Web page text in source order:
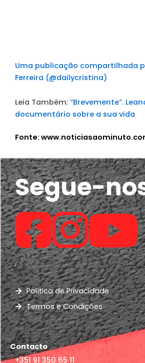
Uma publicação compartilhada
Ferreira (@dailycristina)
Leia Também: “Brevemente”.
documentário sobre a sua vida
Fonte:
Segue-
Política de Privacidade
Termos e Condições
Contacto
+351 91 350 65 11